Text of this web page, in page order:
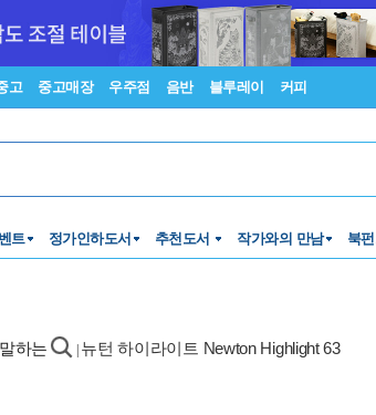
고 중고매장 우주점 음반 블루레이 커피
트 정가인하도서 추천도서 작가와의 만남 북
하는 뉴턴 하이라이트 Newton Highlight 63